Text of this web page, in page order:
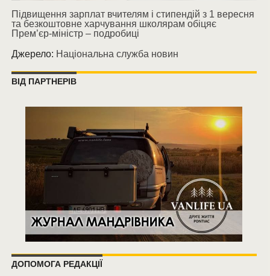
Підвищення зарплат вчителям і стипендій з 1 вересня
та безкоштовне харчування школярам обіцяє
Прем’єр-міністр – подробиці
Джерело: Національна служба новин
ВІД ПАРТНЕРІВ
ДОПОМОГА РЕДАКЦІЇ